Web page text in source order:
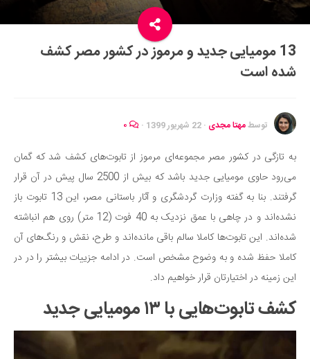
سفر و گردشگری
ایران گردی
جهان گردی
موفقیت و مهارت‌های فردی
سلامت
تغذیه سالم
بهداشت
بیماری و درمان
کودک و مادر
ورزش و تندرستی
روانشناسی
مراکز پزشکی و دارویی
فرهنگ و هنر
13 مومیایی جدید و مرموز در کشور مصر کشف
شده است
توسطمهتا مجدی · 22 شهریور 1399 ·
به تازگی در کشور مصر مجموعه‌ای مرموز از تابوت‌های کشف شد که گمان
می‌رود حاوی مومیایی جدید باشد که بیش از 2500 سال پیش در آن قرار
گرفتند. بنا به گفته وزارت گردشگری و آثار باستانی مصر، این 13 تابوت باز
نشده‌اند و در چاهی با عمق نزدیک به 40 فوت (12 متر) روی هم انباشته
شده‌اند. این تابوت‌ها کاملا سالم باقی مانده‌اند و طرح، نقش و رنگ‌های آن
کاملا حفظ شده و به وضوح مشخص است. در ادامه جزییات بیشتر را در در
این زمینه در اختیارتان قرار خواهیم داد.
کشف تابوت‌هایی با ۱۳ مومیایی جدید